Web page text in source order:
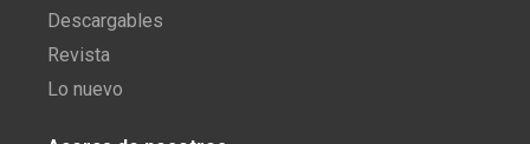
Descargables
Revista
Lo nuevo